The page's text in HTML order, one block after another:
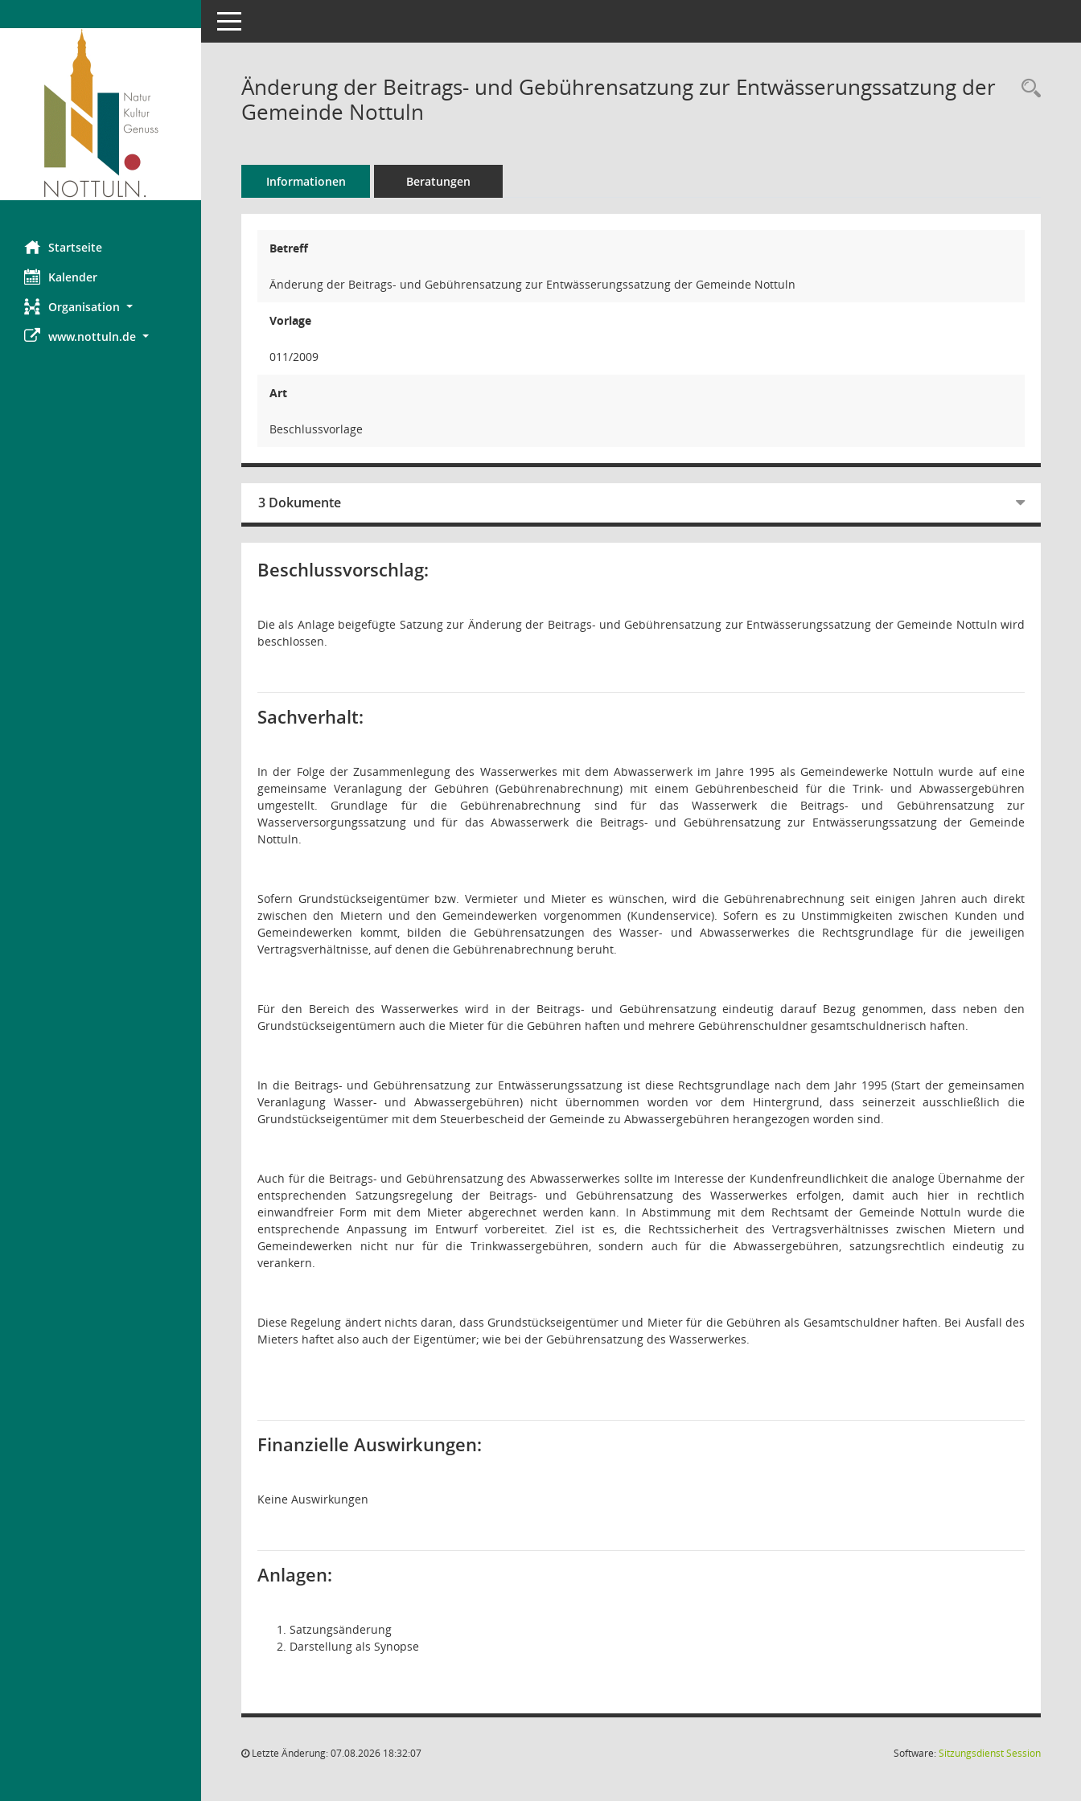
Startseite
Kalender
Organisation
www.nottuln.de
Toggle navigation
Änderung der Beitrags- und Gebührensatzung zur Entwässerungssatzung der
Gemeinde Nottuln
Informationen Beratungen
Betreff
Änderung der Beitrags- und Gebührensatzung zur Entwässerungssatzung der Gemeinde Nottuln
Vorlage
011/2009
Art
Beschlussvorlage
3 Dokumente
Beschlussvorschlag:
Die als Anlage beigefügte Satzung zur Änderung der Beitrags- und Gebührensatzung zur Entwässerungssatzung der Gemeinde Nottuln wird
beschlossen.
Sachverhalt:
In der Folge der Zusammenlegung des Wasserwerkes mit dem Abwasserwerk im Jahre 1995 als Gemeindewerke Nottuln wurde auf eine
gemeinsame Veranlagung der Gebühren (Gebührenabrechnung) mit einem Gebührenbescheid für die Trink- und Abwassergebühren
umgestellt. Grundlage für die Gebührenabrechnung sind für das Wasserwerk die Beitrags- und Gebührensatzung zur
Wasserversorgungssatzung und für das Abwasserwerk die Beitrags- und Gebührensatzung zur Entwässerungssatzung der Gemeinde
Nottuln.
Sofern Grundstückseigentümer bzw. Vermieter und Mieter es wünschen, wird die Gebührenabrechnung seit einigen Jahren auch direkt
zwischen den Mietern und den Gemeindewerken vorgenommen (Kundenservice). Sofern es zu Unstimmigkeiten zwischen Kunden und
Gemeindewerken kommt, bilden die Gebührensatzungen des Wasser- und Abwasserwerkes die Rechtsgrundlage für die jeweiligen
Vertragsverhältnisse, auf denen die Gebührenabrechnung beruht.
Für den Bereich des Wasserwerkes wird in der Beitrags- und Gebührensatzung eindeutig darauf Bezug genommen, dass neben den
Grundstückseigentümern auch die Mieter für die Gebühren haften und mehrere Gebührenschuldner gesamtschuldnerisch haften.
In die Beitrags- und Gebührensatzung zur Entwässerungssatzung ist diese Rechtsgrundlage nach dem Jahr 1995 (Start der gemeinsamen
Veranlagung Wasser- und Abwassergebühren) nicht übernommen worden vor dem Hintergrund, dass seinerzeit ausschließlich die
Grundstückseigentümer mit dem Steuerbescheid der Gemeinde zu Abwassergebühren herangezogen worden sind.
Auch für die Beitrags- und Gebührensatzung des Abwasserwerkes sollte im Interesse der Kundenfreundlichkeit die analoge Übernahme der
entsprechenden Satzungsregelung der Beitrags- und Gebührensatzung des Wasserwerkes erfolgen, damit auch hier in rechtlich
einwandfreier Form mit dem Mieter abgerechnet werden kann. In Abstimmung mit dem Rechtsamt der Gemeinde Nottuln wurde die
entsprechende Anpassung im Entwurf vorbereitet. Ziel ist es, die Rechtssicherheit des Vertragsverhältnisses zwischen Mietern und
Gemeindewerken nicht nur für die Trinkwassergebühren, sondern auch für die Abwassergebühren, satzungsrechtlich eindeutig zu
verankern.
Diese Regelung ändert nichts daran, dass Grundstückseigentümer und Mieter für die Gebühren als Gesamtschuldner haften. Bei Ausfall des
Mieters haftet also auch der Eigentümer; wie bei der Gebührensatzung des Wasserwerkes.
Finanzielle Auswirkungen:
Keine Auswirkungen
Anlagen:
Satzungsänderung
Darstellung als Synopse
Letzte Änderung: 07.08.2026 18:32:07 Software:SitzungsdienstSession(Wird in